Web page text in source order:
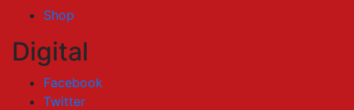
Shop
Digital
Facebook
Twitter